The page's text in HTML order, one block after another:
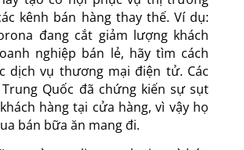
người vẫn sẽ muốn và cần mua
tạo cơ hội phục vụ thị trường
kênh bán hàng thay thế. Ví dụ:
đang cắt giảm lượng khách
nghiệp bán lẻ, hãy tìm cách
dịch vụ thương mại điện tử. Các
Quốc đã chứng kiến sự sụt
hàng tại cửa hàng, vì vậy họ